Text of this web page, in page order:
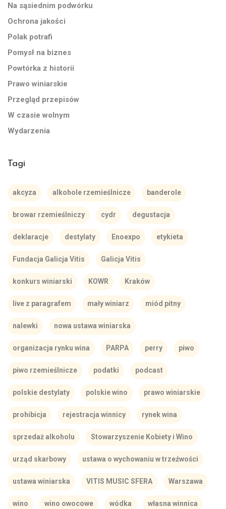
Na sąsiednim podwórku
Ochrona jakości
Polak potrafi
Pomysł na biznes
Powtórka z historii
Prawo winiarskie
Przegląd przepisów
W czasie wolnym
Wydarzenia
Tagi
akcyza alkohole rzemieślnicze banderole
browar rzemieślniczy cydr degustacja
deklaracje destylaty Enoexpo etykieta
Fundacja Galicja Vitis Galicja Vitis
konkurs winiarski KOWR Kraków
live z paragrafem mały winiarz miód pitny
nalewki nowa ustawa winiarska
organizacja rynku wina PARPA perry piwo
piwo rzemieślnicze podatki podcast
polskie destylaty polskie wino prawo winiarskie
prohibicja rejestracja winnicy rynek wina
sprzedaż alkoholu Stowarzyszenie Kobiety i Wino
urząd skarbowy ustawa o wychowaniu w trzeźwości
ustawa winiarska VITIS MUSIC SFERA Warszawa
wino wino owocowe wódka własna winnica